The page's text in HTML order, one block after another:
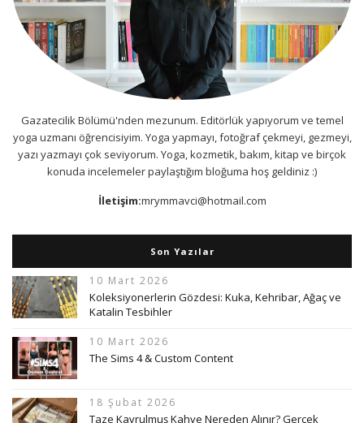
Gazatecilik Bölümü'nden mezunum. Editörlük yapıyorum ve temel
yoga uzmanı öğrencisiyim. Yoga yapmayı, fotoğraf çekmeyi, gezmeyi,
yazı yazmayı çok seviyorum. Yoga, kozmetik, bakım, kitap ve birçok
konuda incelemeler paylaştığım bloğuma hoş geldiniz :)
İletişim:mrymmavci@hotmail.com
Son Yazılar
10 Mart 2026
Koleksiyonerlerin Gözdesi: Kuka, Kehribar, Ağaç ve
Katalin Tesbihler
10 Mart 2026
The Sims 4 & Custom Content
18 Şubat 2026
Taze Kavrulmuş Kahve Nereden Alınır? Gerçek